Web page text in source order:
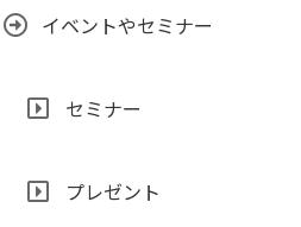
イベントやセミナー
セミナー
プレゼント